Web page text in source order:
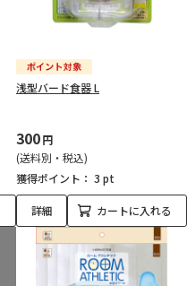
浅型バード食器 L
300円
(送料別・税込)
獲得ポイント： 3 pt
詳細 カートに入れる